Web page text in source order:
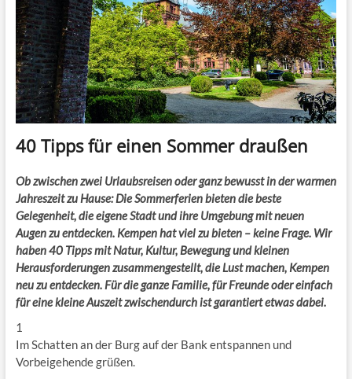
40 Tipps für einen Sommer draußen
Ob zwischen zwei Urlaubsreisen oder ganz bewusst in der warmen
Jahreszeit zu Hause: Die Sommerferien bieten die beste
Gelegenheit, die eigene Stadt und ihre Umgebung mit neuen
Augen zu entdecken. Kempen hat viel zu bieten – keine Frage. Wir
haben 40 Tipps mit Natur, Kultur, Bewegung und kleinen
Herausforderungen zusammengestellt, die Lust machen, Kempen
neu zu entdecken. Für die ganze Familie, für Freunde oder einfach
für eine kleine Auszeit zwischendurch ist garantiert etwas dabei.
1
Im Schatten an der Burg auf der Bank entspannen und
Vorbeigehende grüßen.